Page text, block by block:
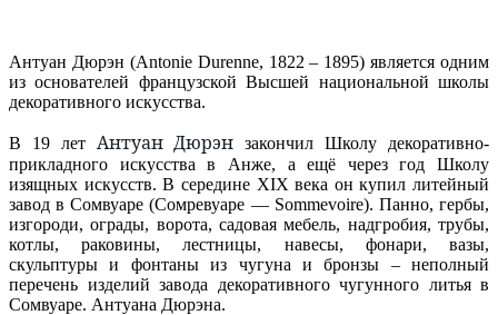
Антуан Дюрэн (Antonie Durenne, 1822 – 1895) является одним
из основателей французской Высшей национальной школы
декоративного искусства.
В 19 лет Антуан Дюрэн закончил Школу декоративно-
прикладного искусства в Анже, а ещё через год Школу
изящных искусств. В середине XIX века он купил литейный
завод в Сомвуаре (Сомревуаре — Sommevoire). Панно, гербы,
изгороди, ограды, ворота, садовая мебель, надгробия, трубы,
котлы, раковины, лестницы, навесы, фонари, вазы,
скульптуры и фонтаны из чугуна и бронзы – неполный
перечень изделий завода декоративного чугунного литья в
Сомвуаре. Антуана Дюрэна.